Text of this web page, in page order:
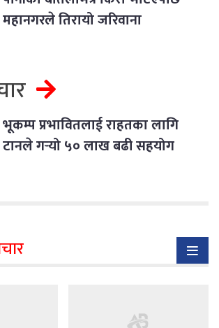
महानगरले तिरायो जरिवाना
भूकम्प प्रभावितलाई राहतका लागि
टानले गर्‍यो ५० लाख बढी सहयोग